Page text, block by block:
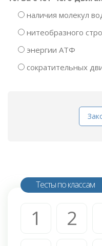
наличия молекул
нитеобразного
энергии АТФ
сократительных
Тесты по классам
1 2